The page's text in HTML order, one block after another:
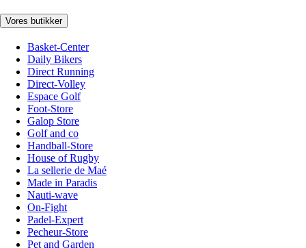
Vores butikker
Basket-Center
Daily Bikers
Direct Running
Direct-Volley
Espace Golf
Foot-Store
Galop Store
Golf and co
Handball-Store
House of Rugby
La sellerie de Maé
Made in Paradis
Nauti-wave
On-Fight
Padel-Expert
Pecheur-Store
Pet and Garden